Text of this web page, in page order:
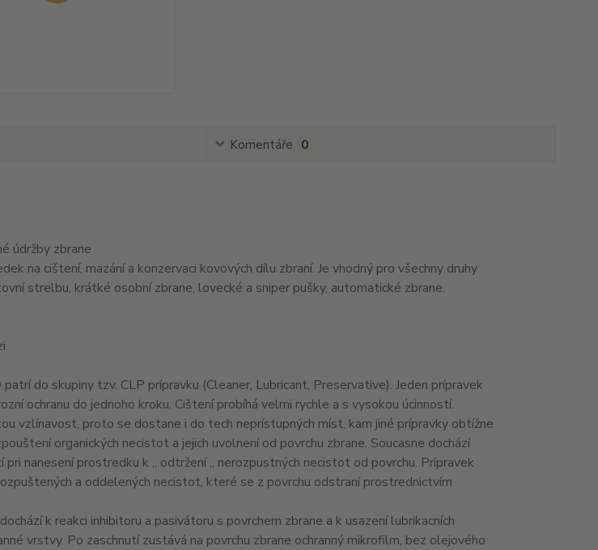
Komentáře 0
údržby zbrane
na cištení, mazání a konzervaci kovových dílu zbraní. Je vhodný pro všechny druhy
strelbu, krátké osobní zbrane, lovecké a sniper pušky, automatické zbrane.
do skupiny tzv. CLP prípravku (Cleaner, Lubricant, Preservative). Jeden prípravek
ochranu do jednoho kroku. Cištení probíhá velmi rychle a s vysokou úcinností.
vzlínavost, proto se dostane i do tech neprístupných míst, kam jiné prípravky obtížne
organických necistot a jejich uvolnení od povrchu zbrane. Soucasne dochází
nanesení prostredku k „ odtržení „ nerozpustných necistot od povrchu. Prípravek
a oddelených necistot, které se z povrchu odstraní prostrednictvím
k reakci inhibitoru a pasivátoru s povrchem zbrane a k usazení lubrikacních
vrstvy. Po zaschnutí zustává na povrchu zbrane ochranný mikrofilm, bez olejového